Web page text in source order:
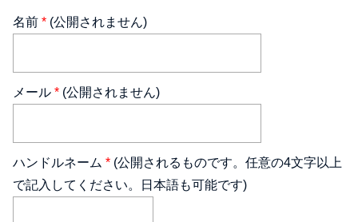
名前 * (公開されません)
メール * (公開されません)
ハンドルネーム * (公開されるものです。任意の4文字以上
で記入してください。日本語も可能です)